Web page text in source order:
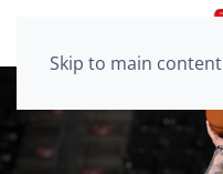
Skip to main content